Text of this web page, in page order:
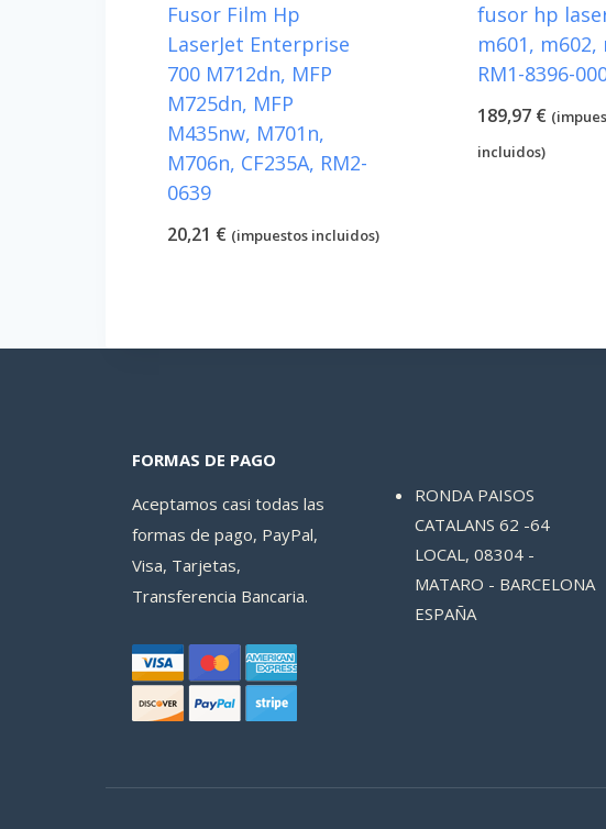
Fusor Film Hp
LaserJet Enterprise
700 M712dn, MFP
M725dn, MFP
M435nw, M701n,
M706n, CF235A, RM2-
0639
20,21 € (impuestos incluidos)
fusor hp
m601, m602,
RM1-8396-
189,97 €
incluidos)
FORMAS DE PAGO
Aceptamos casi todas las
formas de pago, PayPal,
Visa, Tarjetas,
Transferencia Bancaria.
RONDA PAISOS
CATALANS 62 -64
LOCAL, 08304 -
MATARO - BARCELONA
ESPAÑA